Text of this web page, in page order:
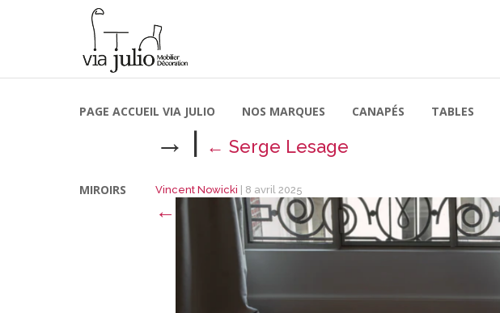
PAGE ACCUEIL VIA JULIO NOS MARQUES CANAPÉS TABLES
MIROIRS
→ | ← Serge Lesage
Vincent Nowicki 8 avril 2025
←